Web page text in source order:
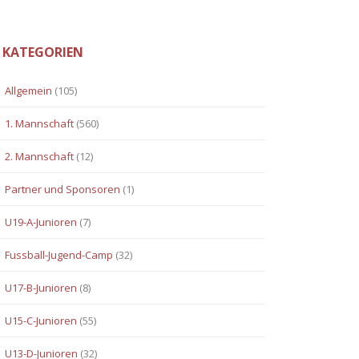
KATEGORIEN
Allgemein (105)
1. Mannschaft (560)
2. Mannschaft (12)
Partner und Sponsoren (1)
U19-A-Junioren (7)
Fussball-Jugend-Camp (32)
U17-B-Junioren (8)
U15-C-Junioren (55)
U13-D-Junioren (32)